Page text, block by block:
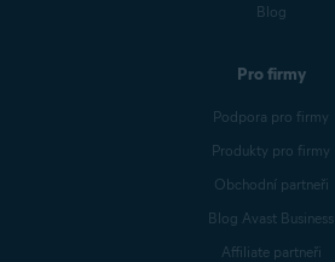
Blog
Pro firmy
Podpora pro firmy
Produkty pro firmy
Obchodní partneři
Blog Avast Business
Affiliate partneři